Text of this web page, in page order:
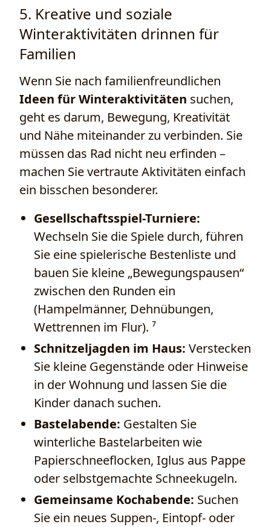
5. Kreative und soziale
Winteraktivitäten drinnen für
Familien
Wenn Sie nach familienfreundlichen
Ideen für Winteraktivitäten suchen,
geht es darum, Bewegung, Kreativität
und Nähe miteinander zu verbinden. Sie
müssen das Rad nicht neu erfinden –
machen Sie vertraute Aktivitäten einfach
ein bisschen besonderer.
Gesellschaftsspiel-Turniere:
Wechseln Sie die Spiele durch, führen
Sie eine spielerische Bestenliste und
bauen Sie kleine „Bewegungspausen“
zwischen den Runden ein
(Hampelmänner, Dehnübungen,
Wettrennen im Flur). ⁷
Schnitzeljagden im Haus: Verstecken
Sie kleine Gegenstände oder Hinweise
in der Wohnung und lassen Sie die
Kinder danach suchen.
Bastelabende: Gestalten Sie
winterliche Bastelarbeiten wie
Papierschneeflocken, Iglus aus Pappe
oder selbstgemachte Schneekugeln.
Gemeinsame Kochabende: Suchen
Sie ein neues Suppen-, Eintopf- oder